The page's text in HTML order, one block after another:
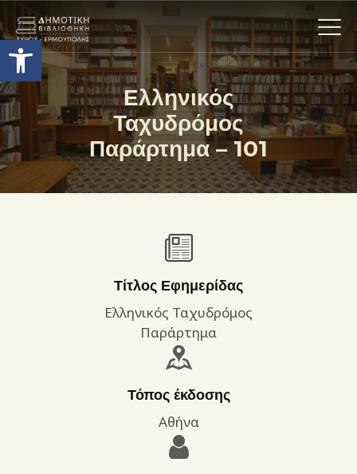
Ανοίξτε τη γραμμή εργαλείων
Ελληνικός
Ταχυδρόμος
Παράρτημα – 101
Η ΒΙΒΛΙΟΘΗΚΗ
ΟΙ ΣΥΛΛΟΓΈΣ
ΕΚΘΕΣΕΙΣ
ΥΠΗΡΕΣΙΕΣ
ΕΠΙΚΟΙΝΩΝΊΑ
ΌΡΟΙ ΧΡΉΣΗΣ
Τίτλος Εφημερίδας
Ελληνικός Ταχυδρόμος
Παράρτημα
Τόπος έκδοσης
Αθήνα